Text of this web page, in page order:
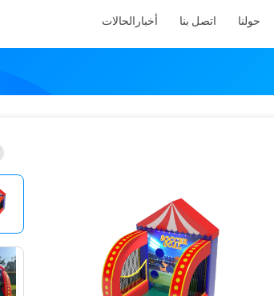
حولنا اتصل بنا أخبار الحالات